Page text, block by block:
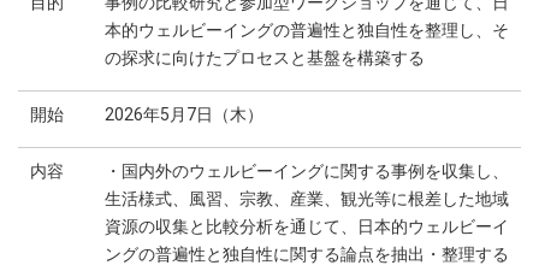
本的ウェルビーイングの普遍性と独自性を整理し、そ
の探求に向けたプロセスと基盤を構築する
開始 2026年5月7日（木）
内容
・国内外のウェルビーイングに関する事例を収集し、
生活様式、風習、宗教、産業、観光等に根差した地域
資源の収集と比較分析を通じて、日本的ウェルビーイ
ングの普遍性と独自性に関する論点を抽出・整理する